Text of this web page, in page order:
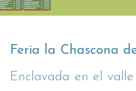
Feria la Chascona
Enclavada en el